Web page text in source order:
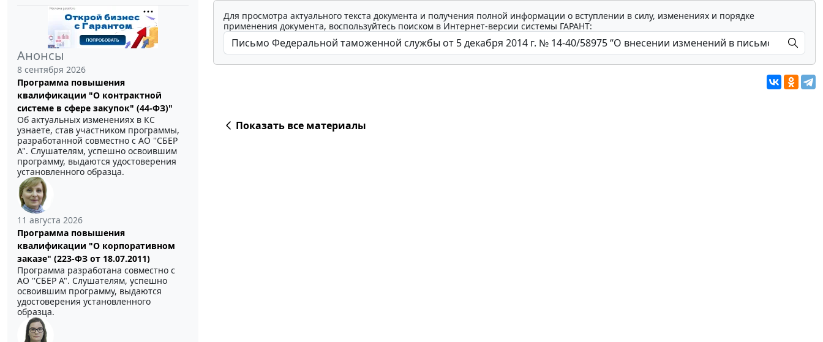
Анонсы
8 сентября 2026
Программа повышения
квалификации "О контрактной
системе в сфере закупок" (44-ФЗ)"
Об актуальных изменениях в КС
узнаете, став участником программы,
разработанной совместно с АО ''СБЕР
А". Слушателям, успешно освоившим
программу, выдаются удостоверения
установленного образца.
11 августа 2026
Программа повышения
квалификации "О корпоративном
заказе" (223-ФЗ от 18.07.2011)
Программа разработана совместно с
АО ''СБЕР А". Слушателям, успешно
освоившим программу, выдаются
удостоверения установленного
образца.
Для просмотра актуального текста документа и получения полной информации о вступлении в силу, изменениях и порядке
применения документа, воспользуйтесь поиском в Интернет-версии системы ГАРАНТ:
Показать все материалы